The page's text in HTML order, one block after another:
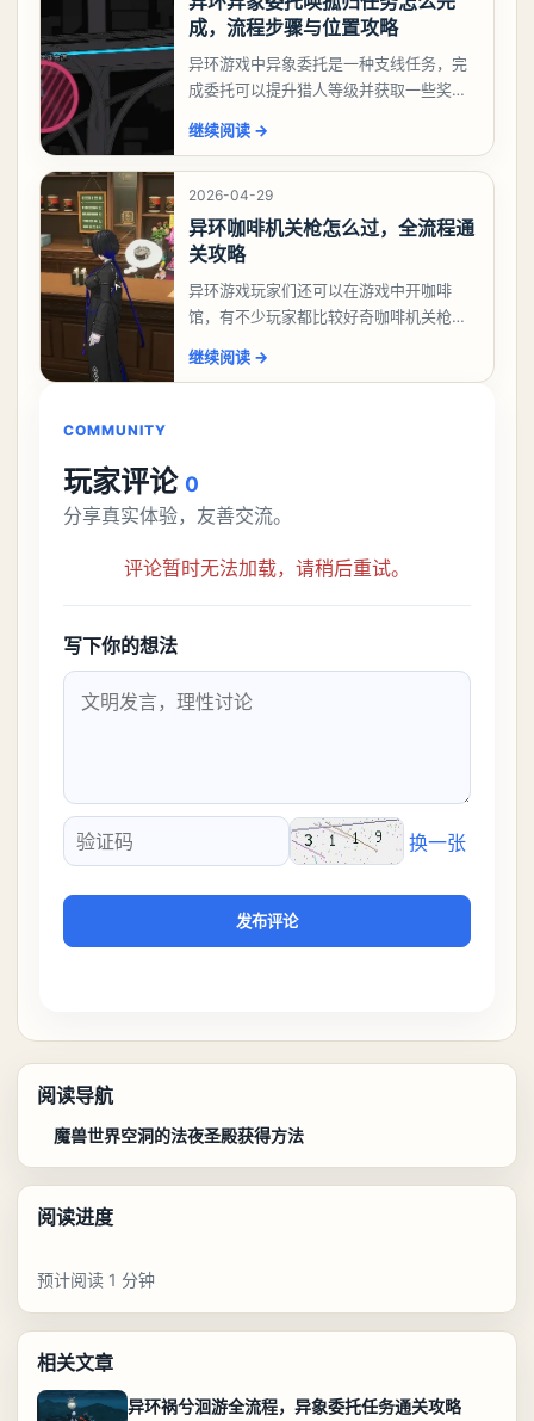
成，流程步骤与位置攻略
异环游戏中异象委托是一种支线任务，完
成委托可以提升猎人等级并获取一些奖
么做，今天游戏熊就来告诉大家。异环异
象委托唤孤归任务攻
继续阅读 →
2026-04-29
异环咖啡机关枪怎么过，全流程通
关攻略
异环游戏玩家们还可以在游戏中开咖啡
馆，有不少玩家都比较好奇咖啡机关枪应
机关枪攻略。异环咖啡机关枪怎么过一、
继续阅读 →
COMMUNITY
玩家评论 0
分享真实体验，友善交流。
评论暂时无法加载，请稍后重试。
写下你的想法
验证码
换一张
发布评论
阅读导航
魔兽世界空洞的法夜圣殿获得方法
阅读进度
预计阅读 1 分钟
相关文章
异环祸兮洄游全流程，异象委托任务通关攻略